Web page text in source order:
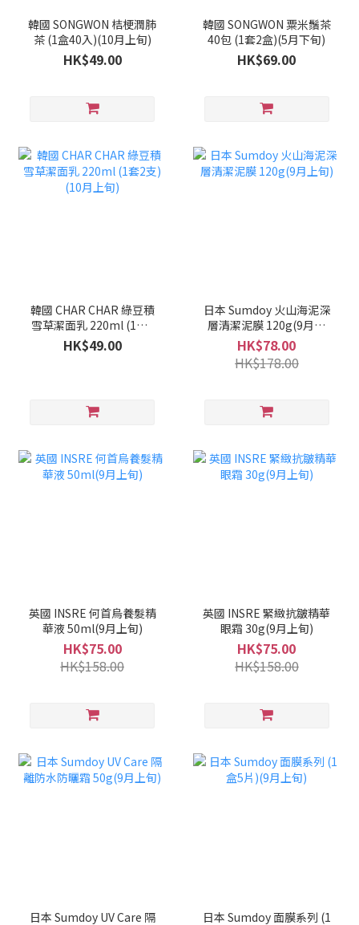
韓國 SONGWON 桔梗潤肺
茶 (1盒40入)(10月上旬)
HK$49.00
韓國 SONGWON 粟米鬚茶
40包 (1套2盒)(5月下旬)
HK$69.00
韓國 CHAR CHAR 綠豆積
雪草潔面乳 220ml (1套2
支)(10月上旬)
HK$49.00
日本 Sumdoy 火山海泥深
層清潔泥膜 120g(9月上
旬)
HK$78.00
HK$178.00
英國 INSRE 何首烏養髮精
華液 50ml(9月上旬)
HK$75.00
HK$158.00
英國 INSRE 緊緻抗皺精華
眼霜 30g(9月上旬)
HK$75.00
HK$158.00
日本 Sumdoy UV Care 隔
日本 Sumdoy 面膜系列 (1